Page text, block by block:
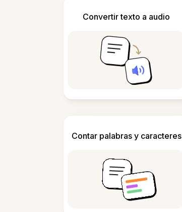
Convertir texto a audio
Contar palabras y caracteres